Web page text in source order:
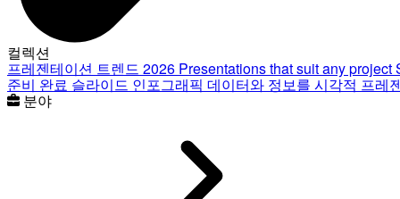
컬렉션
프레젠테이션 트렌드 2026 Presentations that suit any project
준비 완료 슬라이드 인포그래픽 데이터와 정보를 시각적 프레
분야